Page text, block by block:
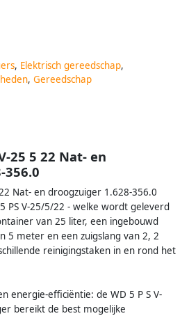
, Elektrisch gereedschap,
, Gereedschap
25 5 22 Nat- en
356.0
Nat- en droogzuiger 1.628-356.0
PS V-25/5/22 - welke wordt geleverd
van 25 liter, een ingebouwd
5 meter en een zuigslang van 2, 2
reinigingstaken in en rond het
energie-efficiëntie: de WD 5 P S V-
bereikt de best mogelijke